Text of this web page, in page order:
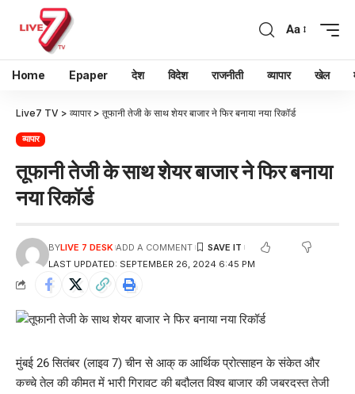
Aa
Home Epaper देश विदेश राजनीती व्यापार खेल
Live7 TV > व्यापार> तूफानी तेजी के साथ शेयर बाजार ने फिर बनाया नया रिकॉर्ड
व्यापार
तूफानी तेजी के साथ शेयर बाजार ने फिर बनाया
नया रिकॉर्ड
LAST UPDATED: SEPTEMBER 26, 2024 6:45 PM
BYLIVE 7 DESK ADD A COMMENT
मुंबई 26 सितंबर (लाइव 7) चीन से आक् क आर्थिक प्रोत्साहन के संकेत और
कच्चे तेल की कीमत में भारी गिरावट की बदौलत विश्व बाजार की जबरदस्त तेजी